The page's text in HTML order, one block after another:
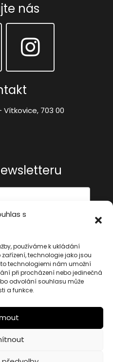
s
používáme k ukládání
technologie jako jsou
technologiemi nám umožní
při procházení nebo jedinečná
odvolání souhlasu může
a funkce.
nás
703 00
vytvořilo: